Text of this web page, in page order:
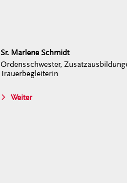
Sr. Marlene Schmidt
Ordensschwester,
Trauerbegleiterin
Weiter